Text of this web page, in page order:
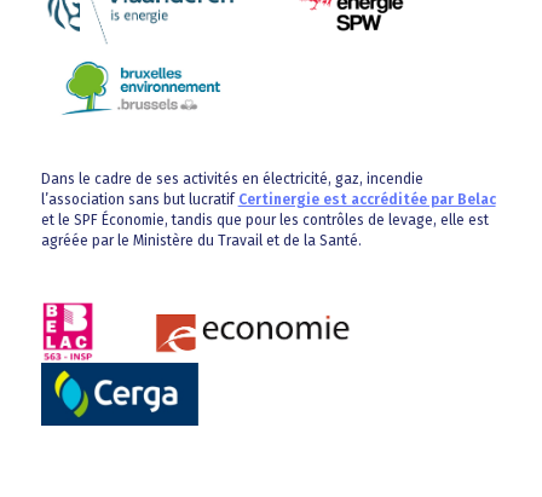
Dans le cadre de ses activités en électricité, gaz, incendie
l’association sans but lucratif Certinergie est accréditée par Belac
et le SPF Économie, tandis que pour les contrôles de levage, elle est
agréée par le Ministère du Travail et de la Santé.